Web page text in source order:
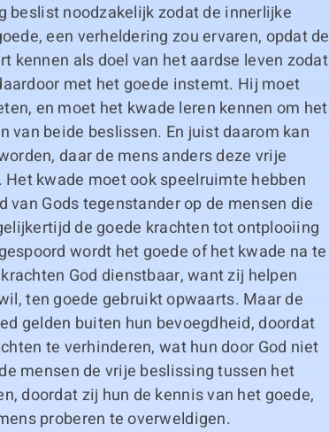
beslist noodzakelijk zodat de innerlijke
een verheldering zou ervaren, opdat de
kennen als doel van het aardse leven zodat
met het goede instemt. Hij moet
en moet het kwade leren kennen om het
van beide beslissen. En juist daarom kan
daar de mens anders deze vrije
kwade moet ook speelruimte hebben
Gods tegenstander op de mensen die
de goede krachten tot ontplooiing
wordt het goede of het kwade na te
God dienstbaar, want zij helpen
ten goede gebruikt opwaarts. Maar de
gelden buiten hun bevoegdheid, doordat
te verhinderen, wat hun door God niet
mensen de vrije beslissing tussen het
doordat zij hun de kennis van het goede,
proberen te overweldigen.